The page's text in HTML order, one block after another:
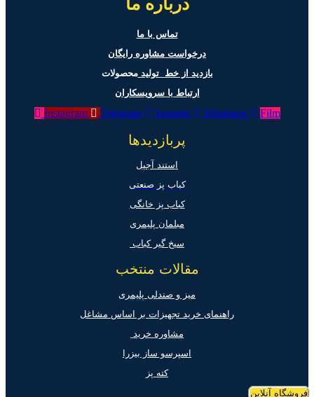
تماس با ما
درخواست مشاوره رایگان
بازدید از خط تولیدمحصولات
ارتباط با سرویسکاران
Instagram Telegram Youtube Whatsapp Film
پربازدیدها
استند آجیل
کباب پز صنعتی
کباب پز خانگی
مبلمان پلیمری
سیخ گیر کباب
مقالات منتخب
میز و صندلی پلیمری
راهنمای خرید تجهیزات بر اساس مشاغل
مشاوره خرید
اسپرسو ساز بیزرا
کته پز
فروشگاه آنلاین